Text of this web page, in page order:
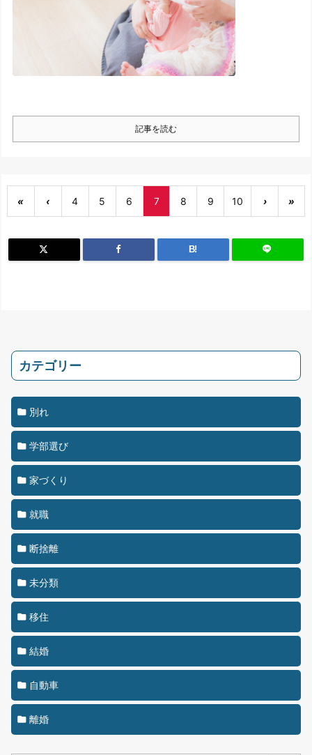
記事を読む
« ‹ 4 5 6 7 8 9 10 › »
B!
カテゴリー
別れ
学部選び
家づくり
就職
断捨離
未分類
移住
結婚
自動車
離婚